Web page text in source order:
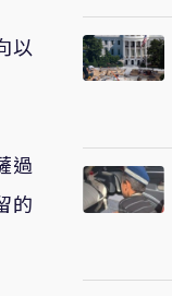
以
過
的